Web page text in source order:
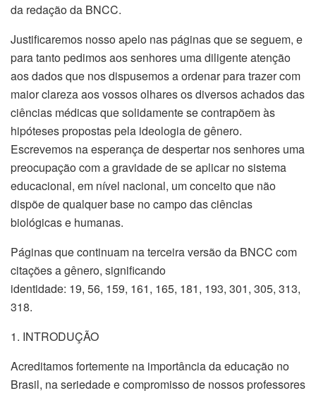
da redação da BNCC.
Justificaremos nosso apelo nas páginas que se seguem, e
para tanto pedimos aos senhores uma diligente atenção
aos dados que nos dispusemos a ordenar para trazer com
maior clareza aos vossos olhares os diversos achados das
ciências médicas que solidamente se contrapõem às
hipóteses propostas pela ideologia de gênero.
Escrevemos na esperança de despertar nos senhores uma
preocupação com a gravidade de se aplicar no sistema
educacional, em nível nacional, um conceito que não
dispõe de qualquer base no campo das ciências
biológicas e humanas.
Páginas que continuam na terceira versão da BNCC com
citações a gênero, significando
identidade: 19, 56, 159, 161, 165, 181, 193, 301, 305, 313,
318.
1. INTRODUÇÃO
Acreditamos fortemente na importância da educação no
Brasil, na seriedade e compromisso de nossos professores